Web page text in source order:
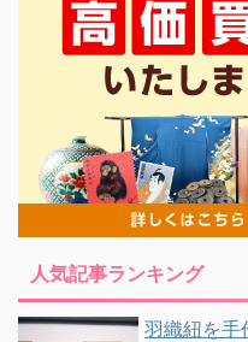
人気記事ランキング
羽織紐を手